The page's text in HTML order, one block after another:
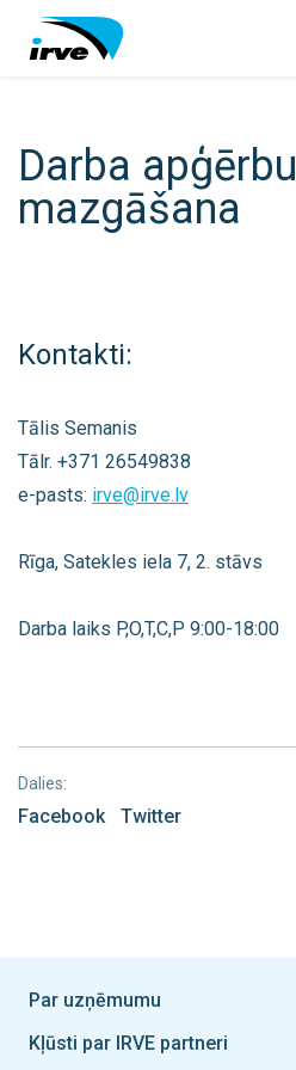
Darba apģērbu
mazgāšana
Kontakti:
Tālis Semanis
Tālr. +371 26549838
e-pasts: irve@irve.lv
Rīga, Satekles iela 7, 2. stāvs
Darba laiks P,O,T,C,P 9:00-18:00
Dalies:
Facebook Twitter
Par uzņēmumu
Kļūsti par IRVE partneri